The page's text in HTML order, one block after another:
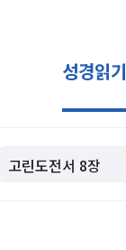
성경읽기
고린도전서 8장